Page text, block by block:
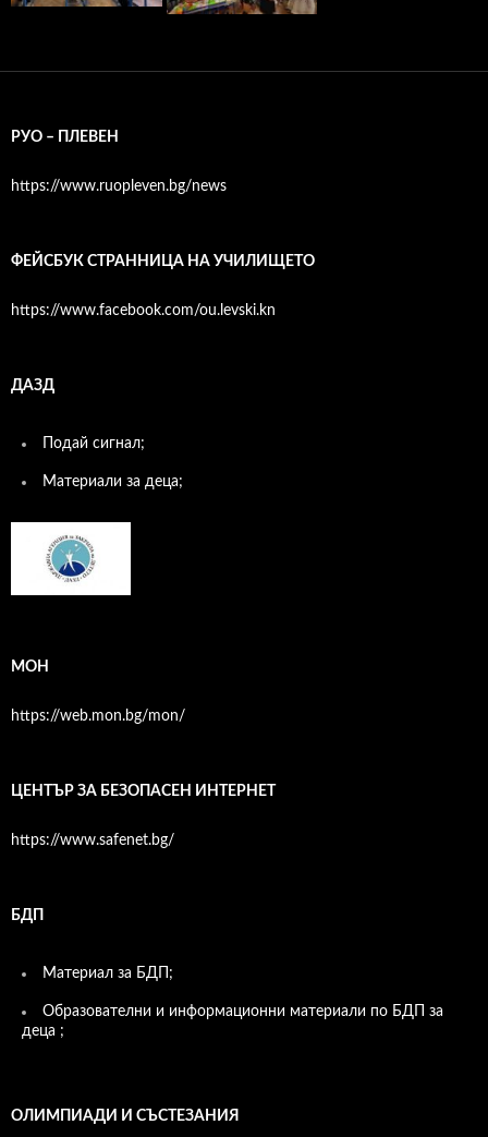
РУО – ПЛЕВЕН
https://www.ruopleven.bg/news
ФЕЙСБУК СТРАННИЦА НА УЧИЛИЩЕТО
https://www.facebook.com/ou.levski.kn
ДАЗД
Подай сигнал;
Материали за деца;
МОН
https://web.mon.bg/mon/
ЦЕНТЪР ЗА БЕЗОПАСЕН ИНТЕРНЕТ
https://www.safenet.bg/
БДП
Материал за БДП;
Образователни и информационни материали по БДП за
деца ;
ОЛИМПИАДИ И СЪСТЕЗАНИЯ